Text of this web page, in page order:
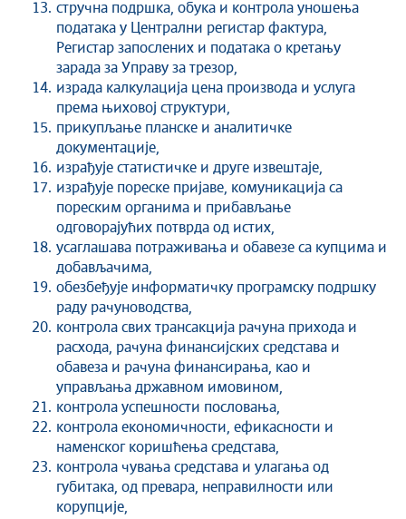
стручна подршка, обука и контрола уношења
података у Централни регистар фактура,
Регистар запослених и података о кретању
зарада за Управу за трезор,
израда калкулација цена производа и услуга
према њиховој структури,
прикупљање планске и аналитичке
документације,
израђује статистичке и друге извештаје,
израђује пореске пријаве, комуникација са
пореским органима и прибављање
одговорајућих потврда од истих,
усаглашава потраживања и обавезе са купцима и
добављачима,
обезбеђује информатичку програмску подршку
раду рачуноводства,
контрола свих трансакција рачуна прихода и
расхода, рачуна финансијских средстава и
обавеза и рачуна финансирања, као и
управљања државном имовином,
контрола успешности пословања,
контрола економичности, ефикасности и
наменског коришћења средстава,
контрола чувања средстава и улагања од
губитака, од превара, неправилности или
корупције,